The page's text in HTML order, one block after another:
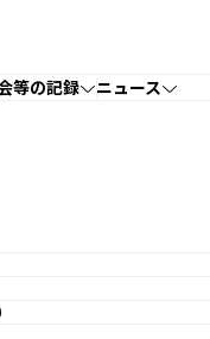
等の記録 ニュース